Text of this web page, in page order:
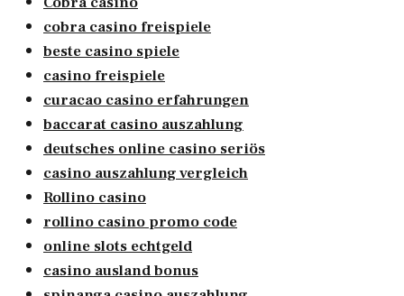
cobra casino freispiele
beste casino spiele
casino freispiele
curacao casino erfahrungen
baccarat casino auszahlung
deutsches online casino seriös
casino auszahlung vergleich
Rollino casino
rollino casino promo code
online slots echtgeld
casino ausland bonus